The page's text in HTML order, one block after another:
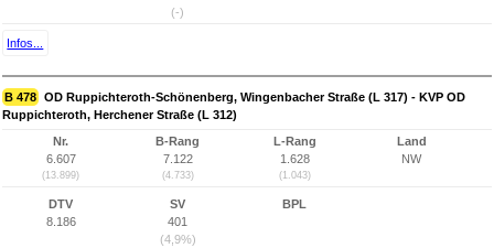
(-)
Infos...
B 478 OD Ruppichteroth-Schönenberg, Wingenbacher Straße (L 317) - KVP OD
Ruppichteroth, Herchener Straße (L 312)
Nr.
6.607
(13.899)
B-Rang
7.122
(4.733)
L-Rang
1.628
(1.043)
Land
NW
DTV
8.186
SV
401
(4,9%)
BPL